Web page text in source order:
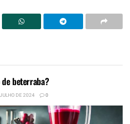
beterraba?
DE 2024 0